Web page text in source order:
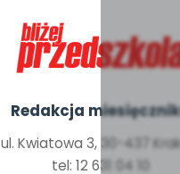
Redakcja
ul. Kwiatowa 3, 30-437
tel: 12 631 04 10